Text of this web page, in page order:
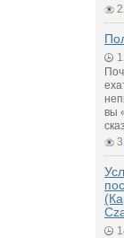
вы